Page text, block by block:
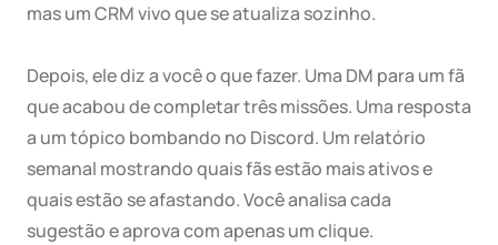
mas um CRM vivo que se atualiza sozinho.
Depois, ele diz a você o que fazer. Uma DM para um fã
que acabou de completar três missões. Uma resposta
a um tópico bombando no Discord. Um relatório
semanal mostrando quais fãs estão mais ativos e
quais estão se afastando. Você analisa cada
sugestão e aprova com apenas um clique.